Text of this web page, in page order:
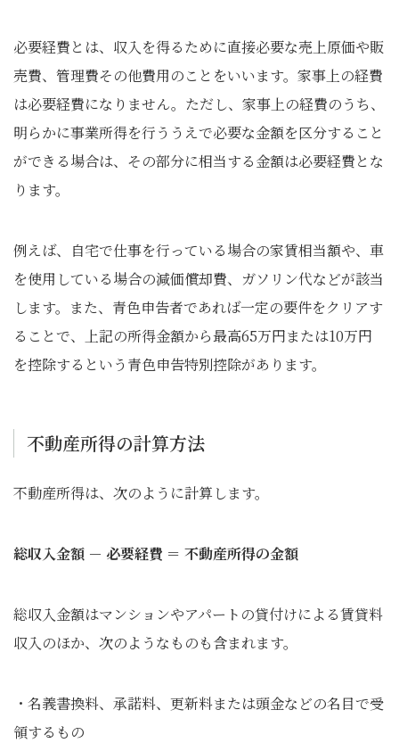
必要経費とは、収入を得るために直接必要な売上原価や販
売費、管理費その他費用のことをいいます。家事上の経費
は必要経費になりません。ただし、家事上の経費のうち、
明らかに事業所得を行ううえで必要な金額を区分すること
ができる場合は、その部分に相当する金額は必要経費とな
ります。
例えば、自宅で仕事を行っている場合の家賃相当額や、車
を使用している場合の減価償却費、ガソリン代などが該当
します。また、青色申告者であれば一定の要件をクリアす
ることで、上記の所得金額から最高65万円または10万円
を控除するという青色申告特別控除があります。
不動産所得の計算方法
不動産所得は、次のように計算します。
総収入金額 － 必要経費 ＝ 不動産所得の金額
総収入金額はマンションやアパートの貸付けによる賃貸料
収入のほか、次のようなものも含まれます。
・名義書換料、承諾料、更新料または頭金などの名目で受
領するもの